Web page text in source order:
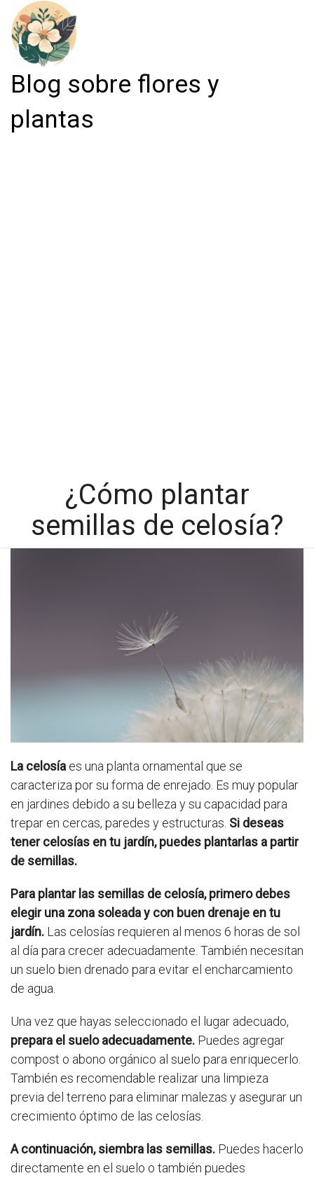
Blog sobre flores y
plantas
¿Cómo plantar
semillas de celosía?
La celosía es una planta ornamental que se
caracteriza por su forma de enrejado. Es muy popular
en jardines debido a su belleza y su capacidad para
trepar en cercas, paredes y estructuras. Si deseas
tener celosías en tu jardín, puedes plantarlas a partir
de semillas.
Para plantar las semillas de celosía, primero debes
elegir una zona soleada y con buen drenaje en tu
jardín. Las celosías requieren al menos 6 horas de sol
al día para crecer adecuadamente. También necesitan
un suelo bien drenado para evitar el encharcamiento
de agua.
Una vez que hayas seleccionado el lugar adecuado,
prepara el suelo adecuadamente. Puedes agregar
compost o abono orgánico al suelo para enriquecerlo.
También es recomendable realizar una limpieza
previa del terreno para eliminar malezas y asegurar un
crecimiento óptimo de las celosías.
A continuación, siembra las semillas. Puedes hacerlo
directamente en el suelo o también puedes